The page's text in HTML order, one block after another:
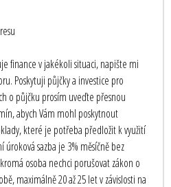
finance v jakékoli situaci, napište mi
Poskytuji půjčky a investice pro
o půjčku prosím uveďte přesnou
abych Vám mohl poskytnout
které je potřeba předložit k využití
sazba je 3% měsíčně bez
osoba nechci porušovat zákon o
maximálně 20 až 25 let v závislosti na